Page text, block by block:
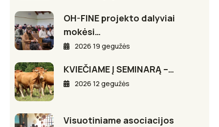
OH-FINE projekto dalyviai
mokėsi…
2026 19 gegužės
KVIEČIAME Į SEMINARĄ –…
2026 12 gegužės
Visuotiniame asociacijos